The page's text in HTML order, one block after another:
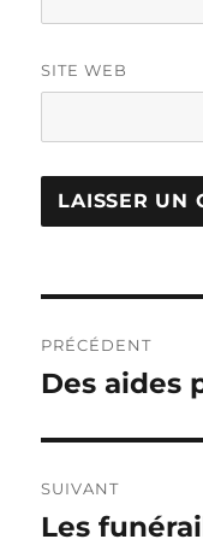
SITE WEB
de
PRÉCÉDENT
Publication
Des aides
SUIVANT
Publication
Les